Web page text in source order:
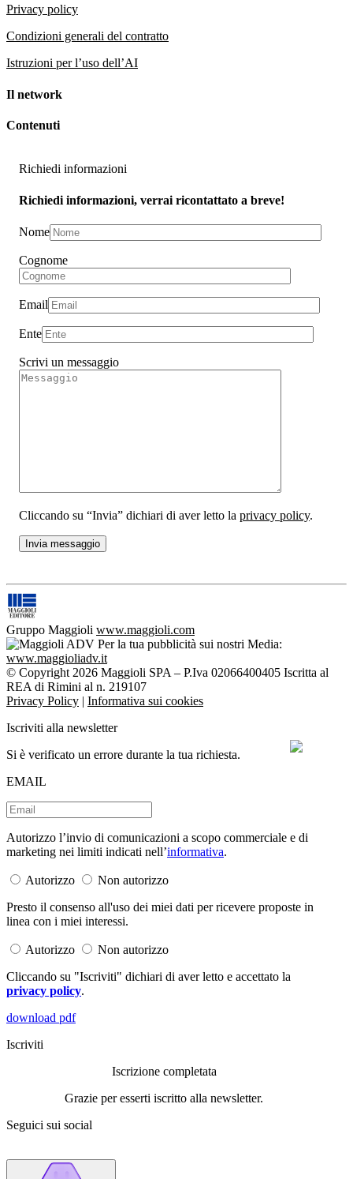
Privacy policy
Condizioni generali del contratto
Istruzioni per l’uso dell’AI
Il network
Contenuti
Richiedi informazioni
Richiedi informazioni, verrai ricontattato a breve!
Nome
Cognome
Email
Ente
Scrivi un messaggio
Cliccando su “Invia” dichiari di aver letto la privacy policy.
Gruppo Maggioli www.maggioli.com
Per la tua pubblicità sui nostri Media:
www.maggioliadv.it
© Copyright 2026 Maggioli SPA – P.Iva 02066400405 Iscritta al
REA di Rimini al n. 219107
Privacy Policy | Informativa sui cookies
Iscriviti alla newsletter
Si è verificato un errore durante la tua richiesta.
EMAIL
Autorizzo l’invio di comunicazioni a scopo commerciale e di
marketing nei limiti indicati nell’informativa.
Autorizzo
Non autorizzo
Presto il consenso all'uso dei miei dati per ricevere proposte in
linea con i miei interessi.
Autorizzo
Non autorizzo
Cliccando su "Iscriviti" dichiari di aver letto e accettato la
privacy policy.
download pdf
Iscriviti
Iscrizione completata
Grazie per esserti iscritto alla newsletter.
Seguici sui social